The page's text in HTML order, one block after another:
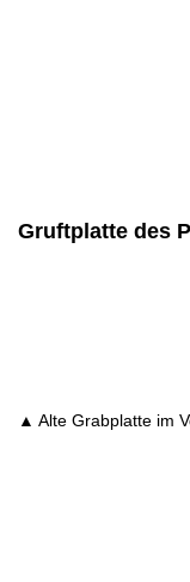
Gruftplatte des
▲ Alte Grabplatte im